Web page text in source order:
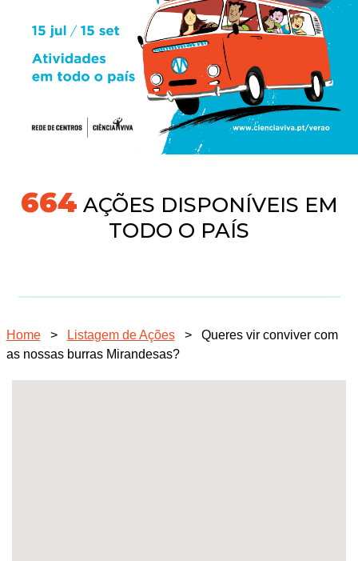
704 AÇÕES DISPONÍVEIS EM
TODO O PAÍS
Home > Listagem de Ações >
Queres vir conviver com
as nossas burras Mirandesas?